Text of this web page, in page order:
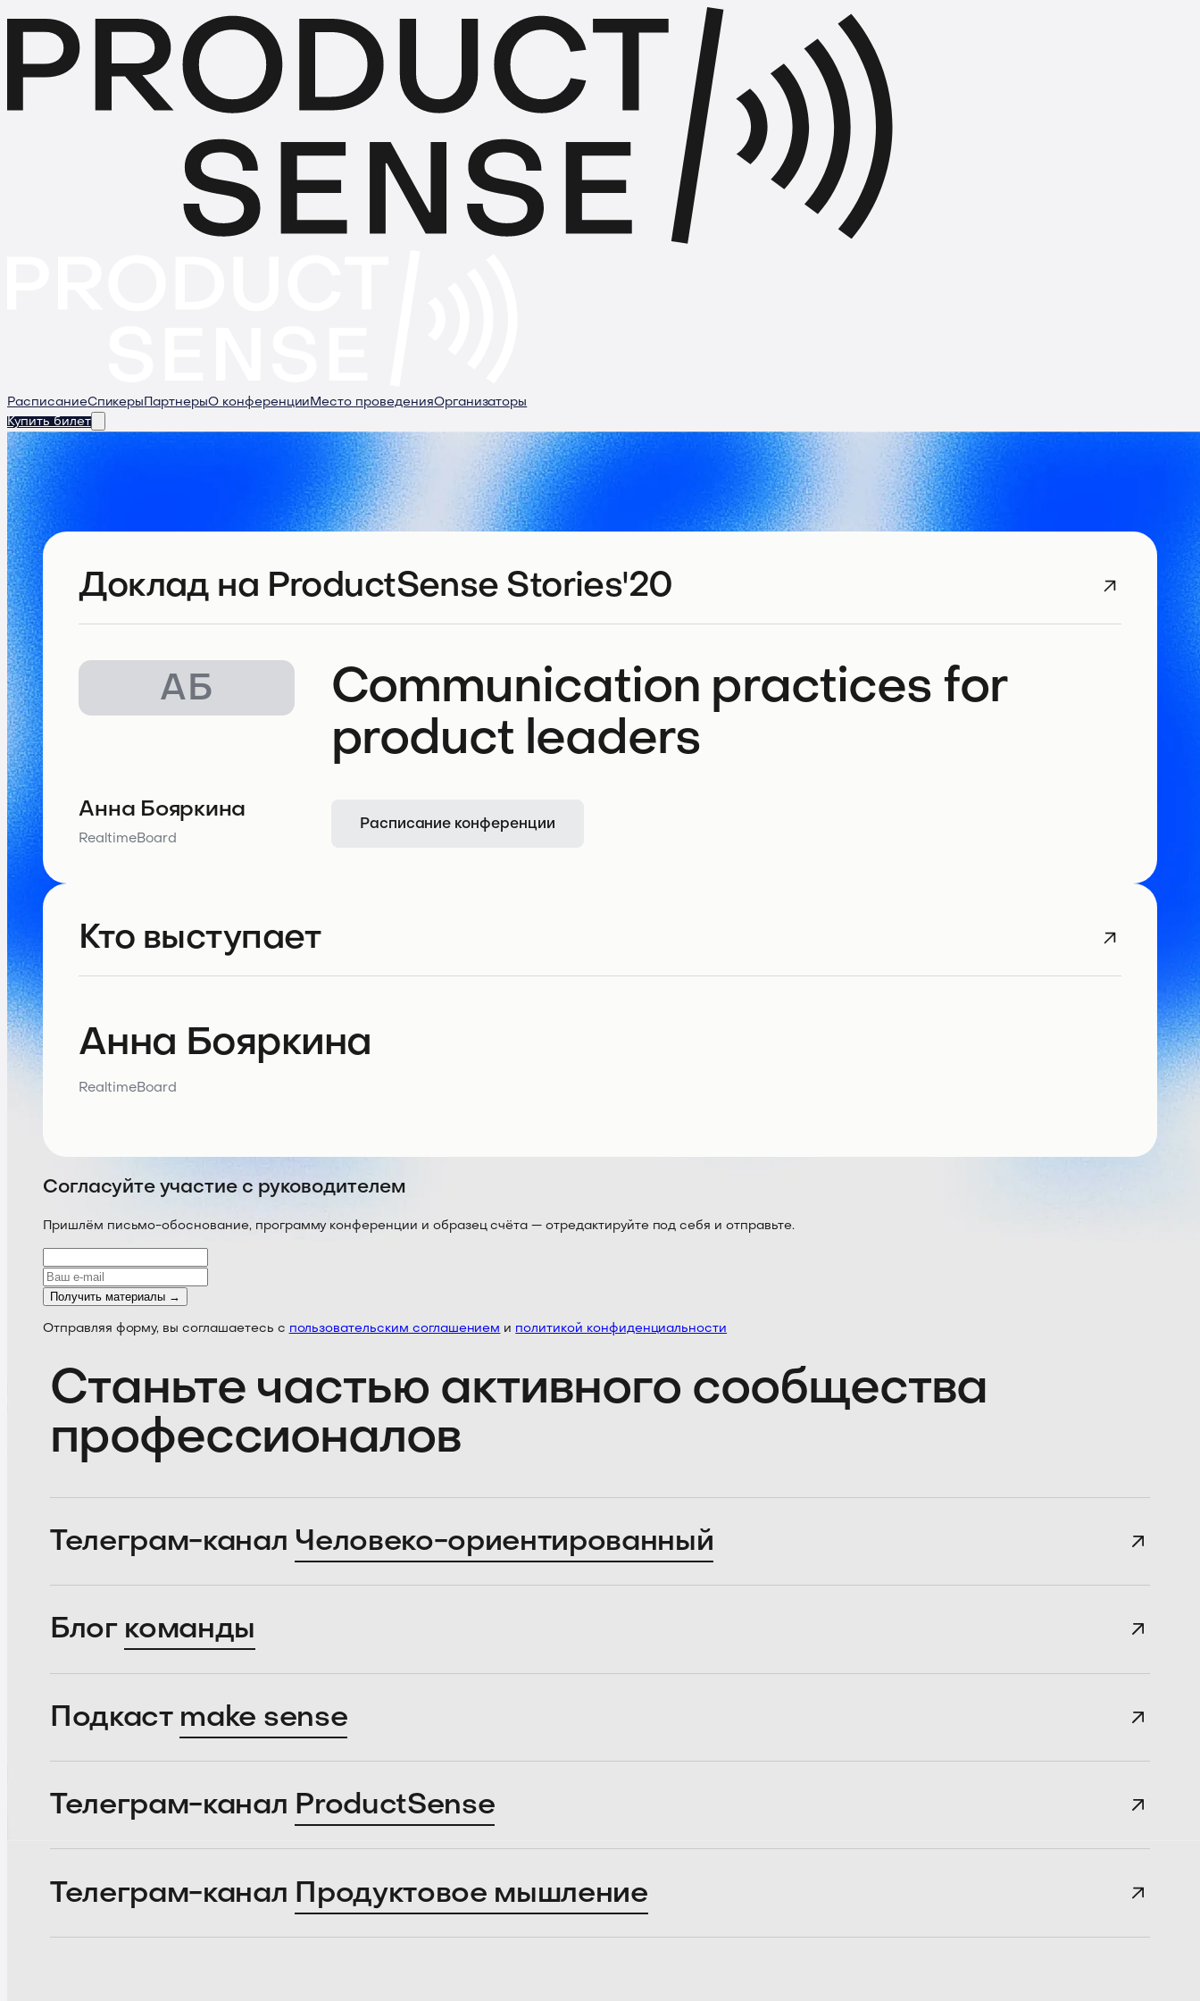
РасписаниеСпикеры ПартнерыО конференции Место проведенияОрганизаторы
Купить билет
Доклад на ProductSense Stories'20
АБ
Communication practices for
product leaders
Анна Бояркина
RealtimeBoard
Расписание конференции
Кто выступает
Анна Бояркина
RealtimeBoard
Согласуйте участие с руководителем
Пришлём письмо-обоснование, программу конференции и образец счёта — отредактируйте под себя и отправьте.
Получить материалы →
Отправляя форму, вы соглашаетесь с пользовательским соглашением и политикой конфиденциальности
Станьте частью активного сообщества
профессионалов
Телеграм-канал Человеко-ориентированный
Блог команды
Подкаст make sense
Телеграм-канал ProductSense
Телеграм-канал Продуктовое мышление